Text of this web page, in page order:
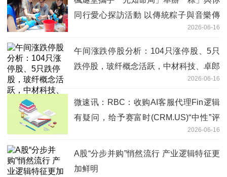
同行愛心探訪活動 以傳統粽子與音樂傳
2026-06-16
午间涨跌停股分析：104只涨停股、5只
跌停股，玻纤概念活跃，中材科技、卓郎
2026-06-16
微速讯：RBC：收购AI客服代理Fin逻辑
有疑问，给予赛富时(CRM.US)“中性”评
2026-06-16
A股“分步并购”悄然流行 产业逻辑特征更
加鲜明